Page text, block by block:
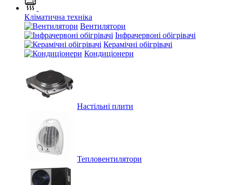
Кліматична техніка
Вентилятори
Інфрачервоні обігрівачі
Керамічні обігрівачі
Кондиціонери
Настільні плити
Тепловентилятори